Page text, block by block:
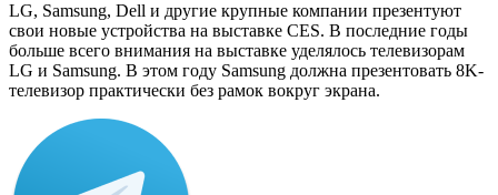
LG, Samsung, Dell и другие крупные компании презентуют
свои новые устройства на выставке CES. В последние годы
больше всего внимания на выставке уделялось телевизорам
LG и Samsung. В этом году Samsung должна презентовать 8K-
телевизор практически без рамок вокруг экрана.